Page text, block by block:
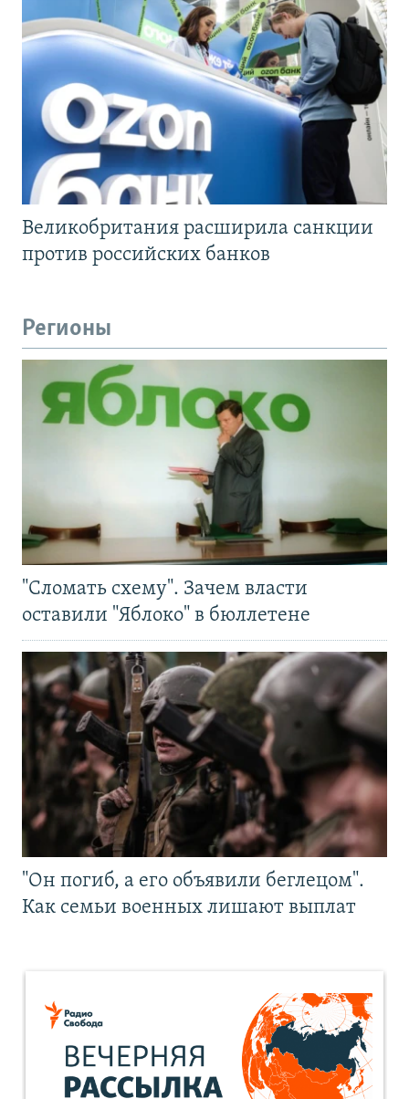
Великобритания расширила санкции
против российских банков
Регионы
"Сломать схему". Зачем власти
оставили "Яблоко" в бюллетене
"Он погиб, а его объявили беглецом".
Как семьи военных лишают выплат